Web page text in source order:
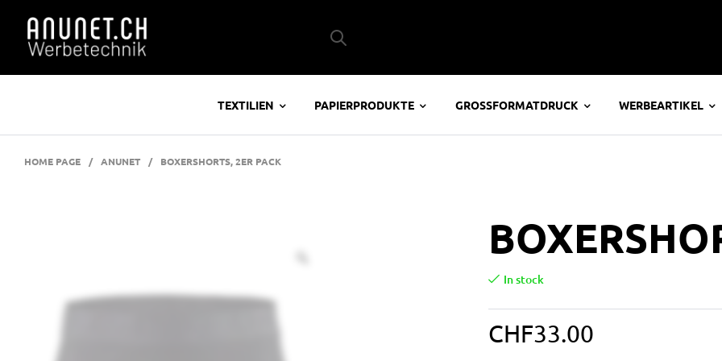
TEXTILIEN PAPIERPRODUKTE GROSSFORMATDRUCK WERBEARTIKEL
HOME PAGE / ANUNET / BOXERSHORTS, 2ER PACK
In stock
CHF33.00